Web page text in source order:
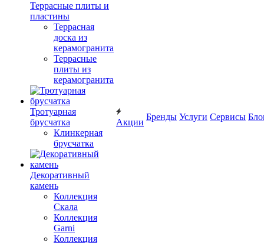
Террасные плиты и
пластины
Террасная
доска из
керамогранита
Террасные
плиты из
керамогранита
Тротуарная
брусчатка
Клинкерная
брусчатка
Декоративный
камень
Коллекция
Скала
Коллекция
Garni
Коллекция
Акции
Бренды Услуги Сервисы